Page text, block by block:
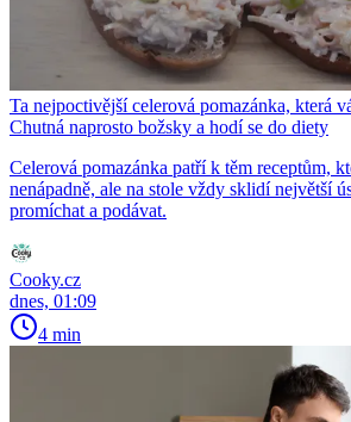
Ta nejpoctivější celerová pomazánka, která
Chutná naprosto božsky a hodí se do diety
Celerová pomazánka patří k těm receptům,
nenápadně, ale na stole vždy sklidí největší
promíchat a podávat.
Cooky.cz
dnes, 01:09
4 min